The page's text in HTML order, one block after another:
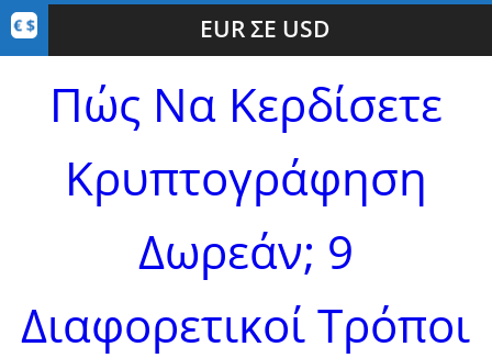
EUR ΣΕ USD
Πώς Να Κερδίσετε
Κρυπτογράφηση
Δωρεάν; 9
Διαφορετικοί Τρόποι